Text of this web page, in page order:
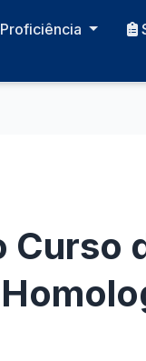
Proficiência
Curso